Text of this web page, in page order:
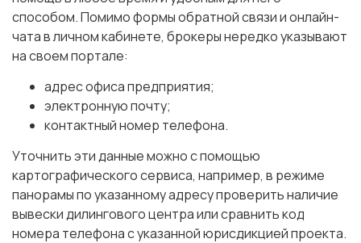
способом. Помимо формы обратной связи и онлайн-
чата в личном кабинете, брокеры нередко указывают
на своем портале:
адрес офиса предприятия;
электронную почту;
контактный номер телефона.
Уточнить эти данные можно с помощью
картографического сервиса, например, в режиме
панорамы по указанному адресу проверить наличие
вывески дилингового центра или сравнить код
номера телефона с указанной юрисдикцией проекта.